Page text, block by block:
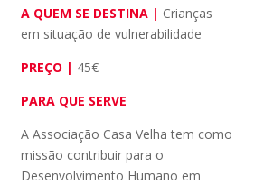
A QUEM SE DESTINA | Crianças
em situação de vulnerabilidade
PREÇO | 45€
PARA QUE SERVE
A Associação Casa Velha tem como
missão contribuir para o
Desenvolvimento Humano em